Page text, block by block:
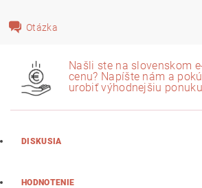
Otázka
Našli ste na slovenskom
cenu? Napíšte nám a
urobiť výhodnejšiu
DISKUSIA
HODNOTENIE